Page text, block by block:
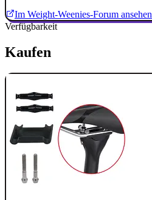
Im Weight-Weenies-Forum ansehen
Verfügbarkeit
Kaufen